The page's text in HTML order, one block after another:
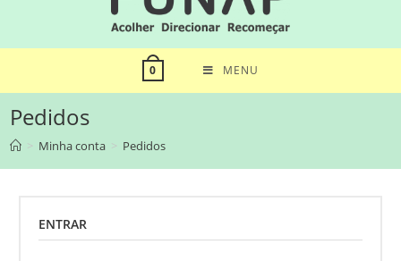
0 MENU
Pedidos
> Minha conta > Pedidos
ENTRAR